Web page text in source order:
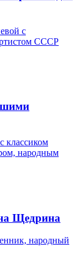
с
СССР
классиком
народным
Щедрина
народный